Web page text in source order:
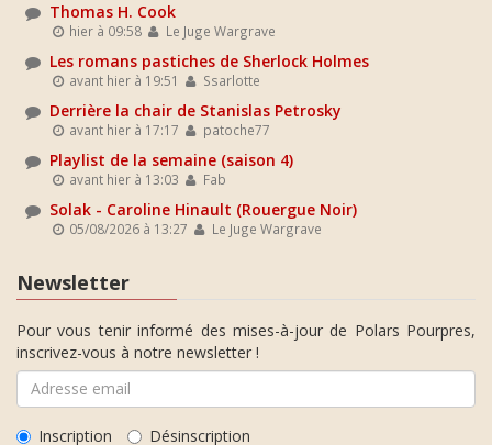
Thomas H. Cook
hier à 09:58 Le Juge Wargrave
Les romans pastiches de Sherlock Holmes
avant hier à 19:51 Ssarlotte
Derrière la chair de Stanislas Petrosky
avant hier à 17:17 patoche77
Playlist de la semaine (saison 4)
avant hier à 13:03 Fab
Solak - Caroline Hinault (Rouergue Noir)
05/08/2026 à 13:27 Le Juge Wargrave
Newsletter
Pour vous tenir informé des mises-à-jour de Polars Pourpres,
inscrivez-vous à notre newsletter !
Inscription Désinscription